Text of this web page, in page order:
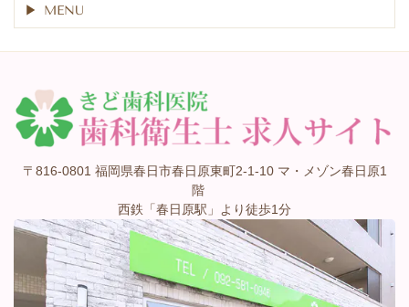
MENU
〒816-0801 福岡県春日市春日原東町2-1-10 マ・メゾン春日原1
階
西鉄「春日原駅」より徒歩1分